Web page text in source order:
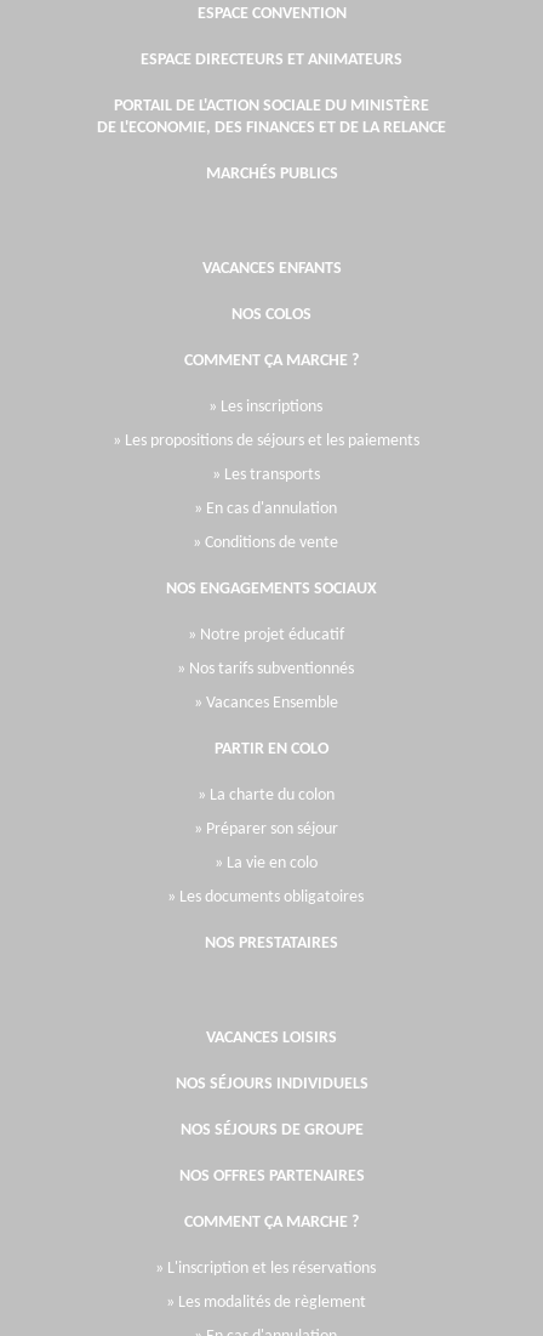
ESPACE CONVENTION
ESPACE DIRECTEURS ET ANIMATEURS
PORTAIL DE L'ACTION SOCIALE DU MINISTÈRE
DE L'ECONOMIE, DES FINANCES ET DE LA RELANCE
MARCHÉS PUBLICS
VACANCES ENFANTS
NOS COLOS
COMMENT ÇA MARCHE ?
» Les inscriptions
» Les propositions de séjours et les paiements
» Les transports
» En cas d'annulation
» Conditions de vente
NOS ENGAGEMENTS SOCIAUX
» Notre projet éducatif
» Nos tarifs subventionnés
» Vacances Ensemble
PARTIR EN COLO
» La charte du colon
» Préparer son séjour
» La vie en colo
» Les documents obligatoires
NOS PRESTATAIRES
VACANCES LOISIRS
NOS SÉJOURS INDIVIDUELS
NOS SÉJOURS DE GROUPE
NOS OFFRES PARTENAIRES
COMMENT ÇA MARCHE ?
» L'inscription et les réservations
» Les modalités de règlement